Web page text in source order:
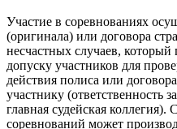
Участие в соревнованиях
(оригинала) или договора
несчастных случаев,
допуску участников для
действия полиса или
участнику (ответственность
главная судейская коллегия).
соревнований может